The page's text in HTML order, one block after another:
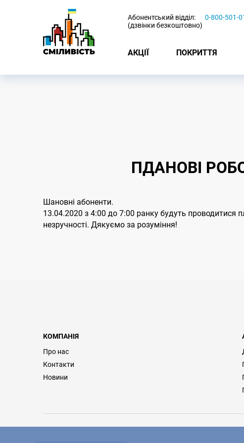
Абонентський відділ:
(дзвінки безкоштовно)
0-800-501-
АКЦІЇ ПОКРИТТЯ
ПДАНОВІ
Шановні абоненти.
13.04.2020 з 4:00 до 7:00 ранку будуть проводитися
незручності. Дякуємо за розуміння!
КОМПАНІЯ
Про нас
Контакти
Новини